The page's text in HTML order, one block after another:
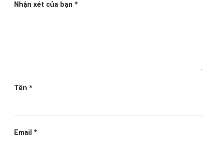
Nhận xét của bạn *
Tên *
Email *